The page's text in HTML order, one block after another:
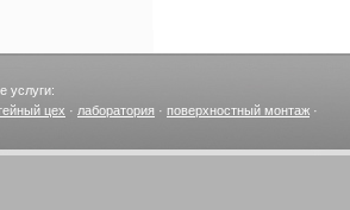
услуги:
цех · лаборатория · поверхностный монтаж ·